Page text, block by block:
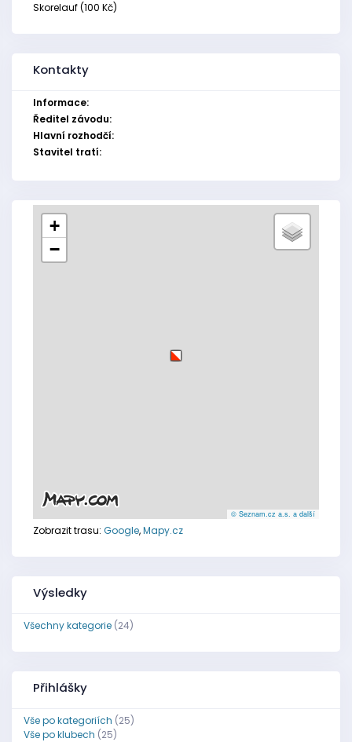
Skorelauf (100 Kč)
Kontakty
Informace:
Ředitel závodu:
Hlavní rozhodčí:
Stavitel tratí:
+
−
© Seznam.cz a.s. a další
Zobrazit trasu: Google,Mapy.cz
Výsledky
Všechny kategorie(24)
Přihlášky
Vše po kategoriích (25)
Vše po klubech (25)